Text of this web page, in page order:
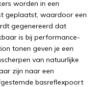
worden in een
geplaatst, waardoor een
gegenereerd dat
is bij performance-
tonen geven je een
van natuurlijke
zijn naar een
basreflexpoort